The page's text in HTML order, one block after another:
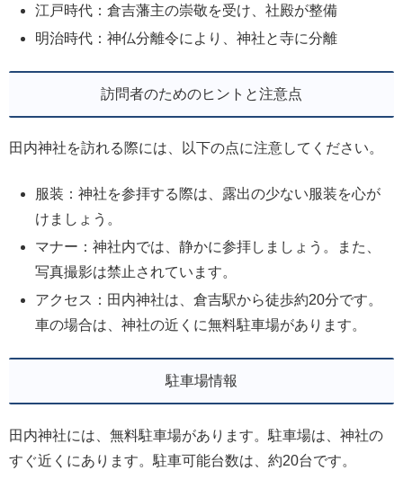
江戸時代：倉吉藩主の崇敬を受け、社殿が整備
明治時代：神仏分離令により、神社と寺に分離
訪問者のためのヒントと注意点
田内神社を訪れる際には、以下の点に注意してください。
服装：神社を参拝する際は、露出の少ない服装を心が
けましょう。
マナー：神社内では、静かに参拝しましょう。また、
写真撮影は禁止されています。
アクセス：田内神社は、倉吉駅から徒歩約20分です。
車の場合は、神社の近くに無料駐車場があります。
駐車場情報
田内神社には、無料駐車場があります。駐車場は、神社の
すぐ近くにあります。駐車可能台数は、約20台です。